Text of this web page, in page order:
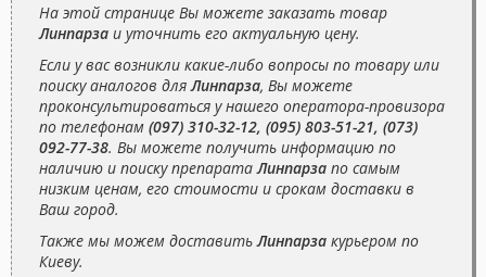
На этой странице Вы можете заказать товар
Линпарза и уточнить его актуальную цену.
Если у вас возникли какие-либо вопросы по товару или
поиску аналогов дляЛинпарза, Вы можете
проконсультироваться у нашего оператора-провизора
по телефонам (097) 310-32-12, (095) 803-51-21, (073)
092-77-38. Вы можете получить информацию по
наличию и поиску препаратаЛинпарза по самым
низким ценам, его стоимости и срокам доставки в
Ваш город.
Также мы можем доставитьЛинпарза курьером по
Киеву.